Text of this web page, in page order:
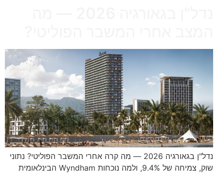
נדל"ן בגאורגיה 2026 — מה קרה אחרי המשבר הפוליטי? נתוני
שוק, צמיחה של 9.4%, ולמה נוכחות Wyndham הבינלאומית